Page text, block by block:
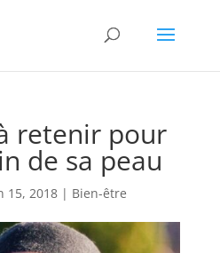
retenir pour
de sa peau
15, 2018| Bien-être